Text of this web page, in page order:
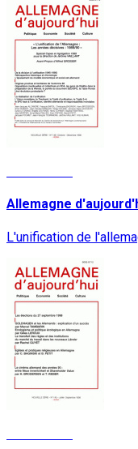
Allemagne
L'unification de